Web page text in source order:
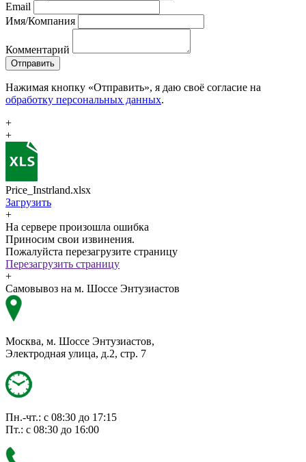
Email
Имя/Компания
Комментарий
Отправить
Нажимая кнопку «Отправить», я даю своё согласие на
обработку персональных данных.
+
+
Price_Instrland.xlsx
Загрузить
+
На сервере произошла ошибка
Приносим свои извинения.
Пожалуйста перезагрузите страницу
Перезагрузить страницу
+
Самовывоз на м. Шоссе Энтузиастов
Москва, м. Шоссе Энтузиастов,
Электродная улица, д.2, стр. 7
Пн.-чт.: с 08:30 до 17:15
Пт.: с 08:30 до 16:00